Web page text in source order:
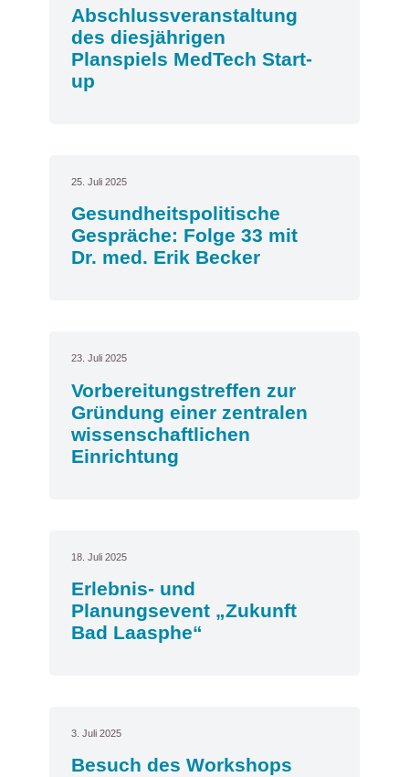
Abschlussveranstaltung
des diesjährigen
Planspiels MedTech Start-
up
25. Juli 2025
Gesundheitspolitische
Gespräche: Folge 33 mit
Dr. med. Erik Becker
23. Juli 2025
Vorbereitungstreffen zur
Gründung einer zentralen
wissenschaftlichen
Einrichtung
18. Juli 2025
Erlebnis- und
Planungsevent „Zukunft
Bad Laasphe“
3. Juli 2025
Besuch des Workshops